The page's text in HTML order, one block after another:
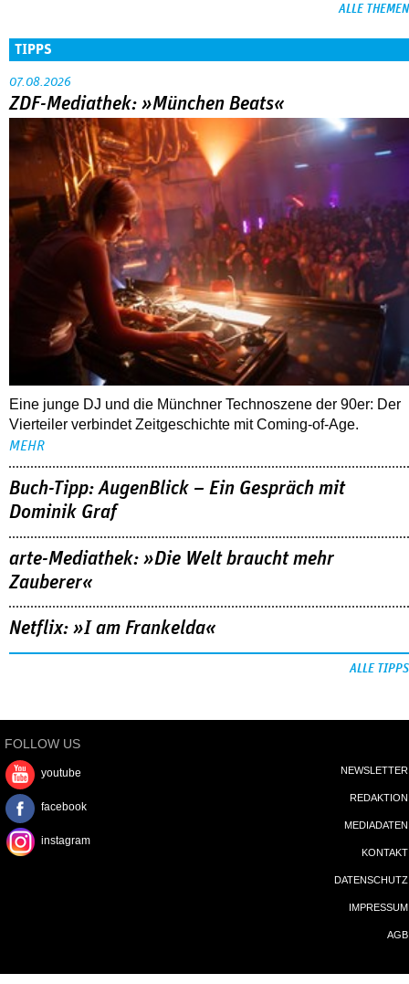
ALLE THEMEN
TIPPS
07.08.2026
ZDF-Mediathek: »München Beats«
Eine junge DJ und die Münchner Technoszene der 90er: Der
Vierteiler verbindet Zeitgeschichte mit Coming-of-Age.
MEHR
Buch-Tipp: AugenBlick – Ein Gespräch mit
Dominik Graf
arte-Mediathek: »Die Welt braucht mehr
Zauberer«
Netflix: »I am Frankelda«
ALLE TIPPS
FOLLOW US
youtube
facebook
instagram
NEWSLETTER
REDAKTION
MEDIADATEN
KONTAKT
DATENSCHUTZ
IMPRESSUM
AGB